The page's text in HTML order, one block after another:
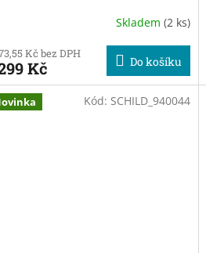
Skladem (2 ks)
Kč bez DPH
Kč Do košíku
Kód: SCHILD_940044